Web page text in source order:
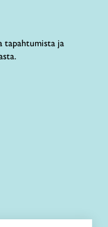
tapahtumista ja